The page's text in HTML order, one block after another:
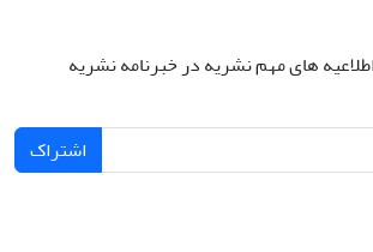
های مهم نشریه در خبرنامه نشریه
اشتراک